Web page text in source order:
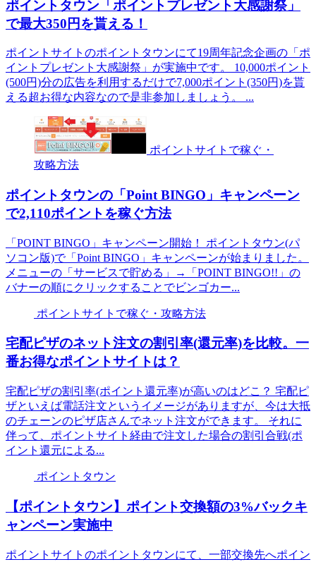
ポイントタウン「ポイントプレゼント大感謝祭」
で最大350円を貰える！
ポイントサイトのポイントタウンにて19周年記念企画の「ポ
イントプレゼント大感謝祭」が実施中です。 10,000ポイント
(500円)分の広告を利用するだけで7,000ポイント(350円)を貰
える超お得な内容なので是非参加しましょう。 ...
ポイントサイトで稼ぐ・
攻略方法
ポイントタウンの「Point BINGO」キャンペーン
で2,110ポイントを稼ぐ方法
「POINT BINGO」キャンペーン開始！ ポイントタウン(パ
ソコン版)で「Point BINGO」キャンペーンが始まりました。
メニューの「サービスで貯める」→「POINT BINGO!!」の
バナーの順にクリックすることでビンゴカー...
ポイントサイトで稼ぐ・攻略方法
宅配ピザのネット注文の割引率(還元率)を比較。一
番お得なポイントサイトは？
宅配ピザの割引率(ポイント還元率)が高いのはどこ？ 宅配ピ
ザといえば電話注文というイメージがありますが、今は大抵
のチェーンのピザ店さんでネット注文ができます。 それに
伴って、ポイントサイト経由で注文した場合の割引合戦(ポ
イント還元による...
ポイントタウン
【ポイントタウン】ポイント交換額の3%バックキ
ャンペーン実施中
ポイントサイトのポイントタウンにて、一部交換先へポイン